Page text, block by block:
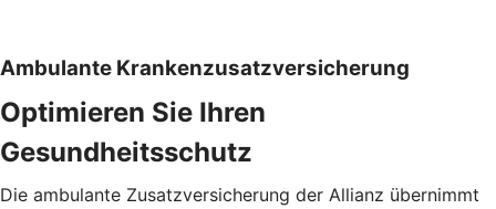
Ambulante Krankenzusatzversicherung
Optimieren Sie Ihren
Gesundheitsschutz
Die ambulante Zusatzversicherung der Allianz übernimmt